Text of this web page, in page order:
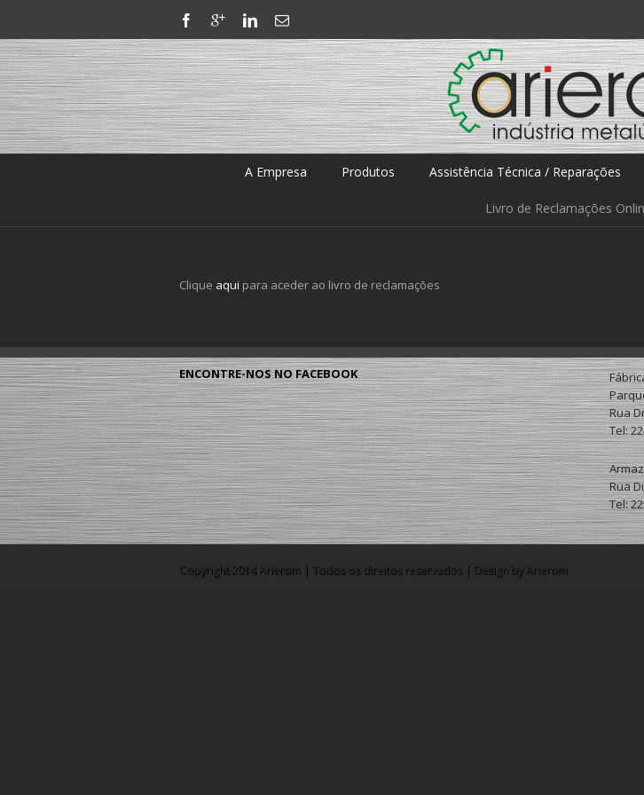
A Empresa Produtos Assistência Técnica / Reparações
Livro de Reclamações
Clique aqui para aceder ao livro de reclamações
ENCONTRE-NOS NO FACEBOOK
Rua
Tel:
Rua
Tel:
Copyright 2014 Arierom | Todos os direitos reservados | Design by Arierom